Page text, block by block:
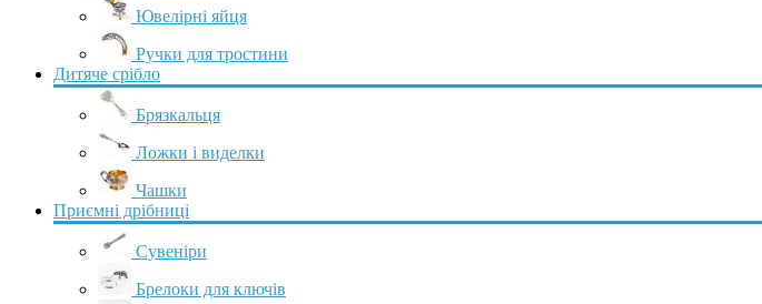
Ювелірні яйця
Ручки для тростини
Дитяче срібло
Брязкальця
Ложки і виделки
Чашки
Приємні дрібниці
Сувеніри
Брелоки для ключів